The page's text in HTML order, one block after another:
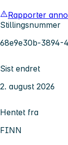
Rapporter
Stillingsnummer
68e9e30b-3894-
Sist endret
2. august 2026
Hentet fra
FINN